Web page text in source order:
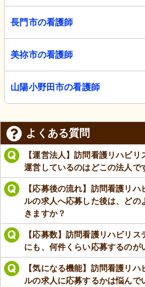
長門市の看護師
美祢市の看護師
山陽小野田市の看護師
よくある質問
【運営法人】訪問看護リハビ
運営しているのはどこの法人で
【応募後の流れ】訪問看護リ
ルの求人へ応募した後は、どの
きますか？
【応募数】訪問看護リハビリ
にも、何件くらい応募するのが
【気になる機能】訪問看護リ
ルの求人に応募するかは悩んで